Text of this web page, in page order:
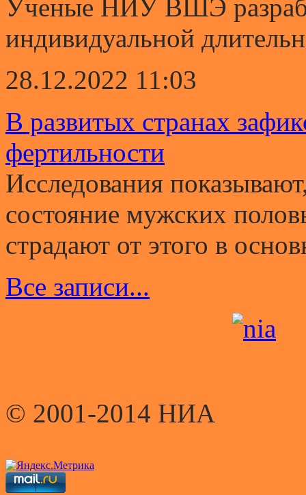
Ученые НИУ ВШЭ
индивидуальной
28.12.2022 11:03
В развитых странах
фертильности
Исследования
состояние мужских
страдают от этого в
Все записи...
© 2001-2014 НИА